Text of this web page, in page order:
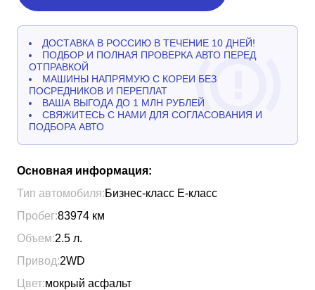
ДОСТАВКА В РОССИЮ В ТЕЧЕНИЕ 10 ДНЕЙ!
ПОДБОР И ПОЛНАЯ ПРОВЕРКА АВТО ПЕРЕД
ОТПРАВКОЙ
МАШИНЫ НАПРЯМУЮ С КОРЕИ БЕЗ
ПОСРЕДНИКОВ И ПЕРЕПЛАТ
ВАША ВЫГОДА ДО 1 МЛН РУБЛЕЙ
СВЯЖИТЕСЬ С НАМИ ДЛЯ СОГЛАСОВАНИЯ И
ПОДБОРА АВТО
Основная информация:
Тип автомобиля:Бизнес-класс Е-класс
Пробег:83974 км
Объем:2.5 л.
Привод:2WD
Цвет:мокрый асфальт